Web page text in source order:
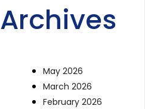
Archives
May 2026
March 2026
February 2026